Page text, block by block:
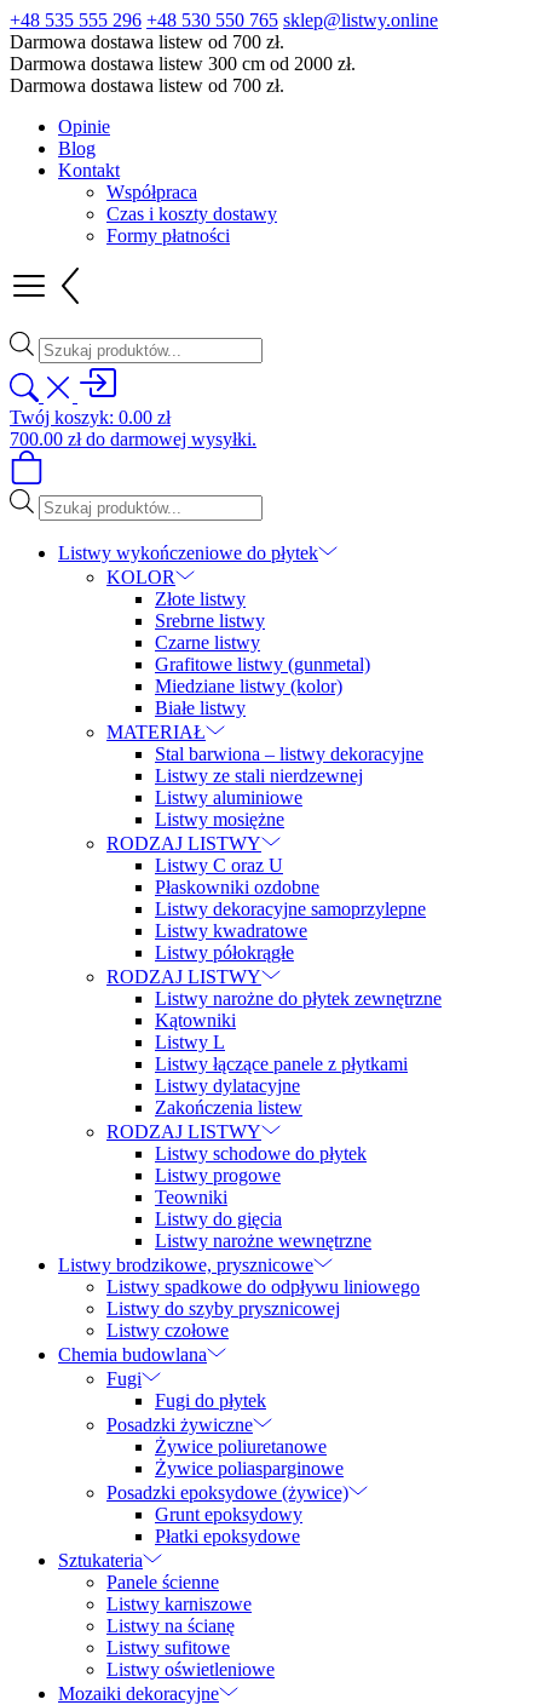
+48 535 555 296 +48 530 550 765 sklep@listwy.online
Darmowa dostawa listew od 700 zł.
Darmowa dostawa listew 300 cm od 2000 zł.
Darmowa dostawa listew od 700 zł.
Opinie
Blog
Kontakt
Współpraca
Czas i koszty dostawy
Formy płatności
Wyszukiwarka
produktów
Twój koszyk: 0.00 zł
700.00 złdo darmowej wysyłki.
Wyszukiwarka
produktów
Listwy wykończeniowe do płytek
KOLOR
Złote listwy
Srebrne listwy
Czarne listwy
Grafitowe listwy (gunmetal)
Miedziane listwy (kolor)
Białe listwy
MATERIAŁ
Stal barwiona – listwy dekoracyjne
Listwy ze stali nierdzewnej
Listwy aluminiowe
Listwy mosiężne
RODZAJ LISTWY
Listwy C oraz U
Płaskowniki ozdobne
Listwy dekoracyjne samoprzylepne
Listwy kwadratowe
Listwy półokrągłe
RODZAJ LISTWY
Listwy narożne do płytek zewnętrzne
Kątowniki
Listwy L
Listwy łączące panele z płytkami
Listwy dylatacyjne
Zakończenia listew
RODZAJ LISTWY
Listwy schodowe do płytek
Listwy progowe
Teowniki
Listwy do gięcia
Listwy narożne wewnętrzne
Listwy brodzikowe, prysznicowe
Listwy spadkowe do odpływu liniowego
Listwy do szyby prysznicowej
Listwy czołowe
Chemia budowlana
Fugi
Fugi do płytek
Posadzki żywiczne
Żywice poliuretanowe
Żywice poliasparginowe
Posadzki epoksydowe (żywice)
Grunt epoksydowy
Płatki epoksydowe
Sztukateria
Panele ścienne
Listwy karniszowe
Listwy na ścianę
Listwy sufitowe
Listwy oświetleniowe
Mozaiki dekoracyjne